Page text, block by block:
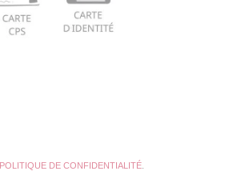
POLITIQUE DE CONFIDENTIALITÉ